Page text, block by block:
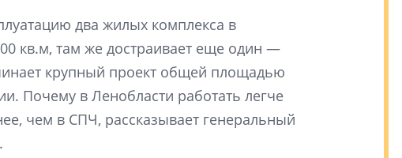
два жилых комплекса в
кв.м, там же достраивает еще один —
крупный проект общей площадью
Почему в Ленобласти работать легче
чем в СПЧ, рассказывает генеральный
Девелопер «Вертикаль»: поводом
электромобиль
Карина Шальнова: «Будущее за
«гибридом» — как меняется
рынок апарт-отелей»